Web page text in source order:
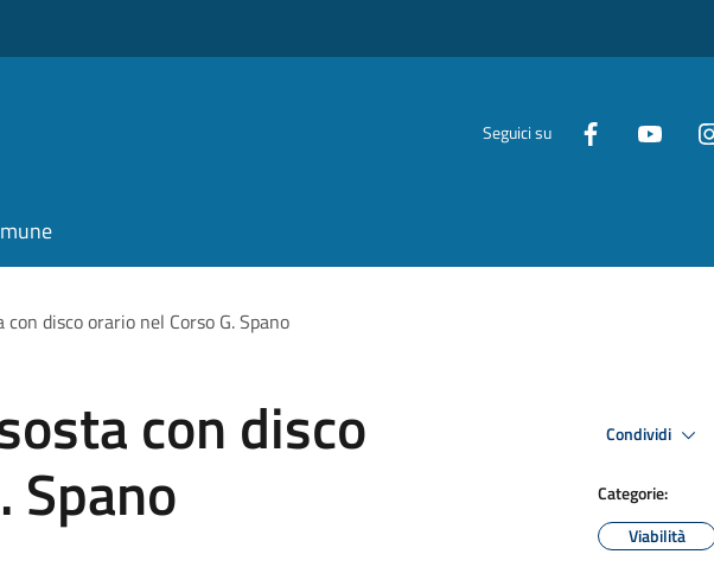
Seguici su
disco orario nel Corso G. Spano
con disco
Spano
Condividi
Categorie:
Viabilità